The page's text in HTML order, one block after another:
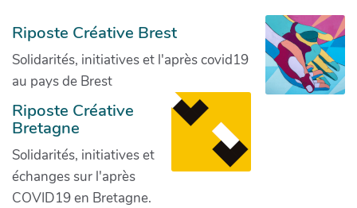
Riposte Créative Brest
Solidarités, initiatives et l'après covid19
au pays de Brest
Riposte Créative
Bretagne
Solidarités, initiatives et
échanges sur l'après
COVID19 en Bretagne.